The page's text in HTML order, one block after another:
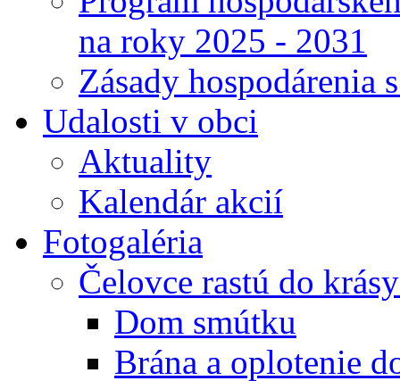
na roky 2025 - 2031
Zásady hospodárenia
Udalosti v obci
Aktuality
Kalendár akcií
Fotogaléria
Čelovce rastú do
Dom smútku
Brána a oplotenie